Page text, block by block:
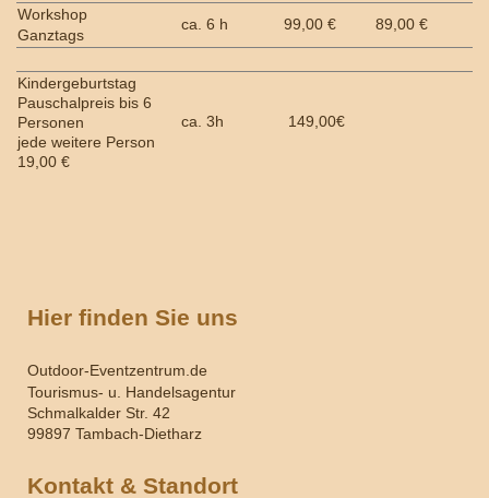
Workshop
Ganztags
ca. 6 h 99,00 € 89,00 €
Kindergeburtstag
Pauschalpreis bis 6
Personen
jede weitere Person
19,00 €
ca. 3h 149,00€
Hier finden Sie uns
Outdoor-Eventzentrum.de
Tourismus- u. Handelsagentur
Schmalkalder Str. 42
99897 Tambach-Dietharz
Kontakt & Standort